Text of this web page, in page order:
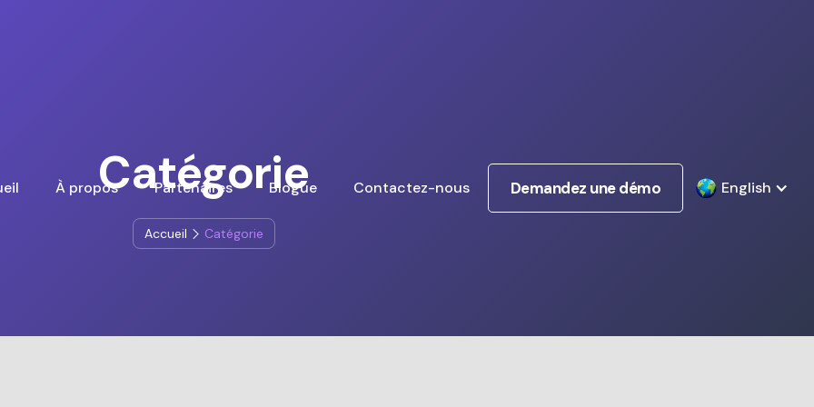
À propos Partenaires Blogue Contactez-nous Demandez une démo English
Catégorie
Accueil Catégorie